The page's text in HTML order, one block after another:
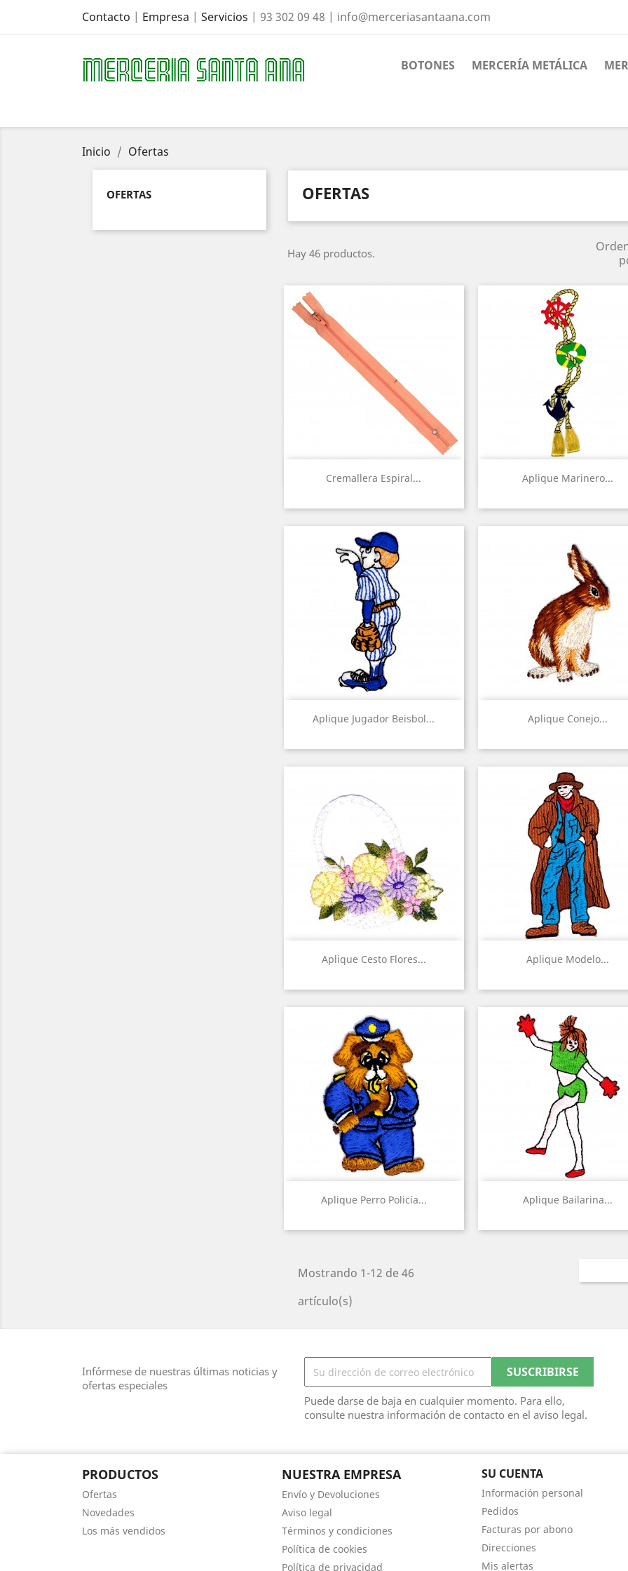
Contacto | Empresa | Servicios | 93 302 09 48 | info@merceriasantaana.com
BOTONES MERCERÍA METÁLICA
Inicio Ofertas
OFERTAS OFERTAS
Hay 46 productos.
Cremallera Espiral...
Vista rápida Aplique Marinero...
Vista rápida
Aplique Jugador Beisbol...
Vista rápida Aplique Conejo...
Vista rápida
Aplique Cesto Flores...
Vista rápida Aplique Modelo...
Vista rápida
Aplique Perro Policía...
Vista rápida Aplique Bailarina...
Vista rápida
Mostrando 1-12 de 46
artículo(s)
Infórmese de nuestras últimas noticias y
ofertas especiales
Puede darse de baja en cualquier momento. Para ello,
consulte nuestra información de contacto en el aviso legal.
PRODUCTOS
Ofertas
Novedades
Los más vendidos
NUESTRA EMPRESA
Envío y Devoluciones
Aviso legal
Términos y condiciones
Política de cookies
Política de privacidad
SU CUENTA
Información personal
Pedidos
Facturas por abono
Direcciones
Mis alertas